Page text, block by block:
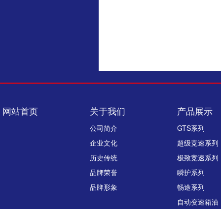
网站首页 关于我们
公司简介
企业文化
历史传统
品牌荣誉
品牌形象
产品展示
GTS系列
超级竞速系列
极致竞速系列
瞬护系列
畅途系列
自动变速箱油